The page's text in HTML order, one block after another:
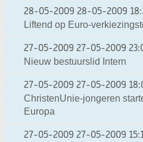
28-05-2009 28-05-2009
Liftend op Euro-
27-05-2009 27-05-2009
Nieuw bestuurslid Intern
27-05-2009 27-05-2009
ChristenUnie-jongeren
Europa
27-05-2009 27-05-2009